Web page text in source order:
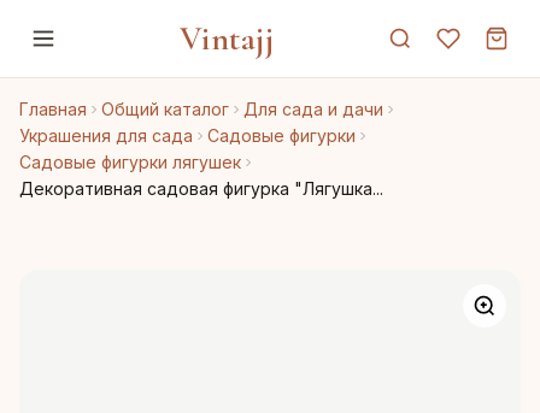
Vintajj
Главная Общий каталог
Для сада и дачи
Украшения для сада
Садовые фигурки
Садовые фигурки лягушек
Декоративная садовая фигурка "Лягушка...